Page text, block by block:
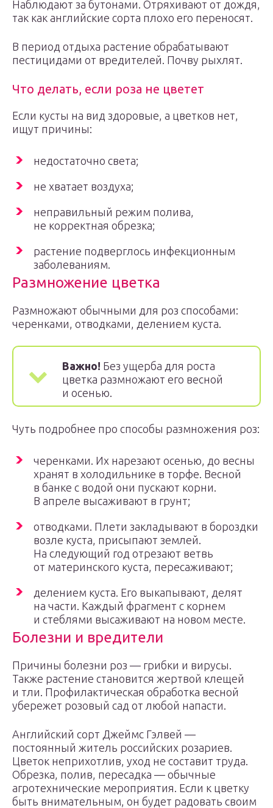
Наблюдают за бутонами. Отряхивают от дождя,
так как английские сорта плохо его переносят.
В период отдыха растение обрабатывают
пестицидами от вредителей. Почву рыхлят.
Что делать, если роза не цветет
Если кусты на вид здоровые, а цветков нет,
ищут причины:
недостаточно света;
не хватает воздуха;
неправильный режим полива,
не корректная обрезка;
растение подверглось инфекционным
заболеваниям.
Размножение цветка
Размножают обычными для роз способами:
черенками, отводками, делением куста.
Важно! Без ущерба для роста
цветка размножают его весной
и осенью.
Чуть подробнее про способы размножения роз:
черенками. Их нарезают осенью, до весны
хранят в холодильнике в торфе. Весной
в банке с водой они пускают корни.
В апреле высаживают в грунт;
отводками. Плети закладывают в бороздки
возле куста, присыпают землей.
На следующий год отрезают ветвь
от материнского куста, пересаживают;
делением куста. Его выкапывают, делят
на части. Каждый фрагмент с корнем
и стеблями высаживают на новом месте.
Болезни и вредители
Причины болезни роз — грибки и вирусы.
Также растение становится жертвой клещей
и тли. Профилактическая обработка весной
убережет розовый сад от любой напасти.
Английский сорт Джеймс Гэлвей —
постоянный житель российских розариев.
Цветок неприхотлив, уход не составит труда.
Обрезка, полив, пересадка — обычные
агротехнические мероприятия. Если к цветку
быть внимательным, он будет радовать своим